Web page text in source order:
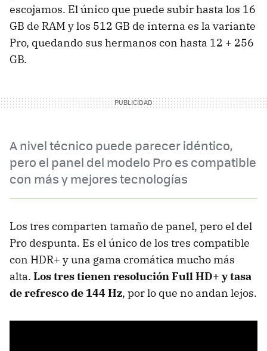
escojamos. El único que puede subir hasta los 16
GB de RAM y los 512 GB de interna es la variante
Pro, quedando sus hermanos con hasta 12 + 256
GB.
A nivel técnico puede parecer idéntico,
pero el panel del modelo Pro es compatible
con más y mejores tecnologías
Los tres comparten tamaño de panel, pero el del
Pro despunta. Es el único de los tres compatible
con HDR+ y una gama cromática mucho más
alta. Los tres tienen resolución Full HD+ y tasa
de refresco de 144 Hz, por lo que no andan lejos.